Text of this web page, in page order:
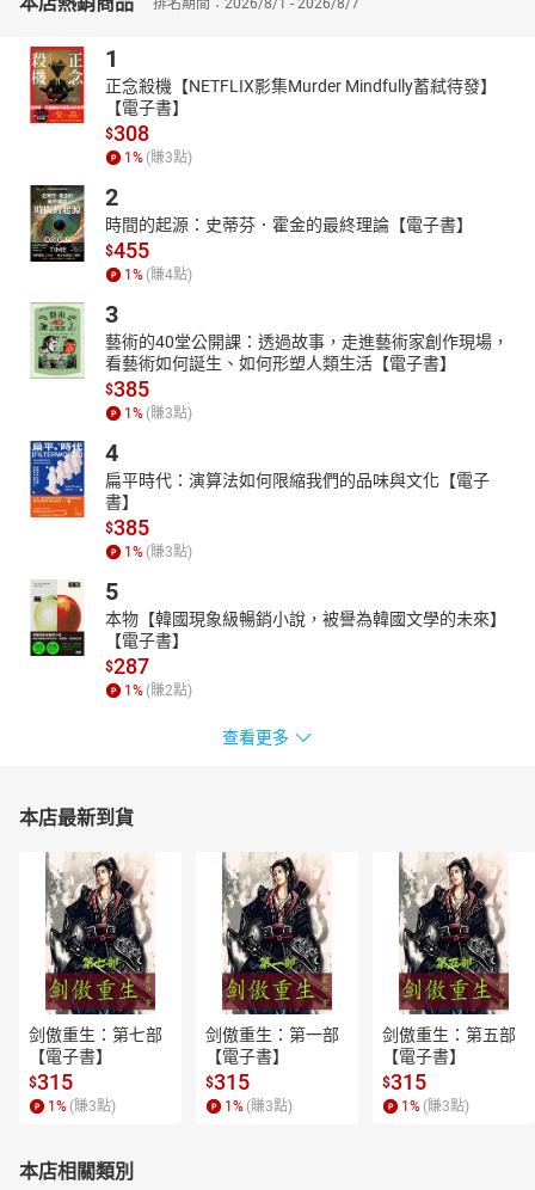
排名期間：2026/8/1 - 2026/8/7
1
正念殺機【NETFLIX影集Murder Mindfully蓄弒待發】
【電子書】
$308
1 % (賺3點)
2
時間的起源：史蒂芬．霍金的最終理論【電子書】
$455
1 % (賺4點)
3
藝術的40堂公開課：透過故事，走進藝術家創作現場，
看藝術如何誕生、如何形塑人類生活【電子書】
$385
1 % (賺3點)
4
扁平時代：演算法如何限縮我們的品味與文化【電子
書】
$385
1 % (賺3點)
5
本物【韓國現象級暢銷小說，被譽為韓國文學的未來】
【電子書】
$287
1 % (賺2點)
查看更多
本店最新到貨
剑傲重生：第七部
【電子書】
$315
1 % (賺3點)
剑傲重生：第一部
【電子書】
$315
1 % (賺3點)
剑傲重生：第五部
【電子書】
$315
1 % (賺3點)
本店相關類別